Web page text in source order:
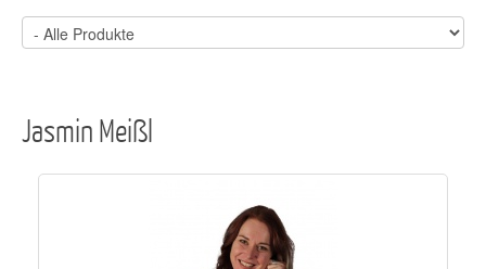
Jasmin Meißl